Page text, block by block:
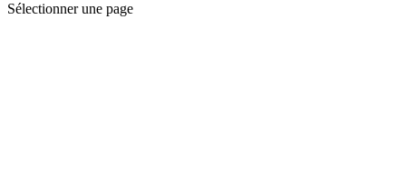
Sélectionner une page